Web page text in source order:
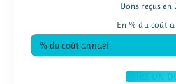
Dons reçus en
En % du coût
% du coût annuel
FAIRE UN